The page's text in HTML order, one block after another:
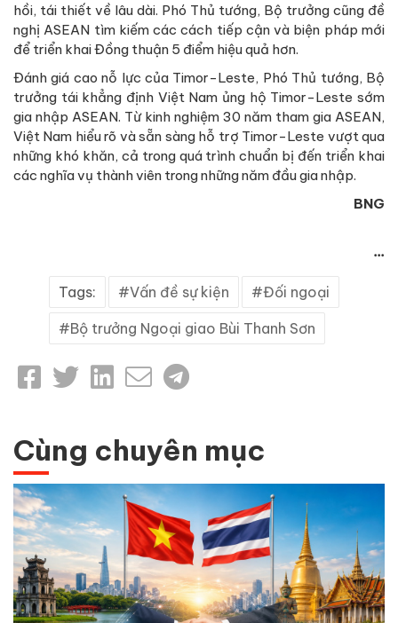
hồi, tái thiết về lâu dài. Phó Thủ tướng, Bộ trưởng cũng đề
nghị ASEAN tìm kiếm các cách tiếp cận và biện pháp mới
để triển khai Đồng thuận 5 điểm hiệu quả hơn.
Đánh giá cao nỗ lực của Timor-Leste, Phó Thủ tướng, Bộ
trưởng tái khẳng định Việt Nam ủng hộ Timor-Leste sớm
gia nhập ASEAN. Từ kinh nghiệm 30 năm tham gia ASEAN,
Việt Nam hiểu rõ và sẵn sàng hỗ trợ Timor-Leste vượt qua
những khó khăn, cả trong quá trình chuẩn bị đến triển khai
các nghĩa vụ thành viên trong những năm đầu gia nhập.
BNG
...
Tags: Vấn đề sự kiện Đối ngoại
Bộ trưởng Ngoại giao Bùi Thanh Sơn
Cùng chuyên mục